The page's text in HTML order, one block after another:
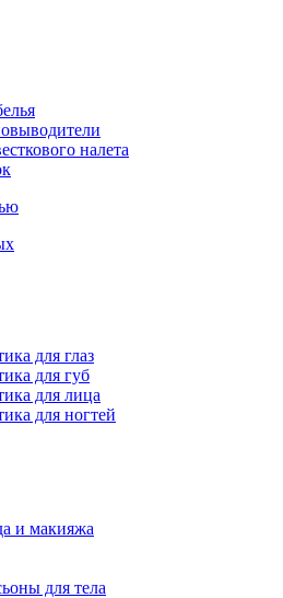
налета
для глаз
для губ
для лица
для ногтей
и макияжа
для тела